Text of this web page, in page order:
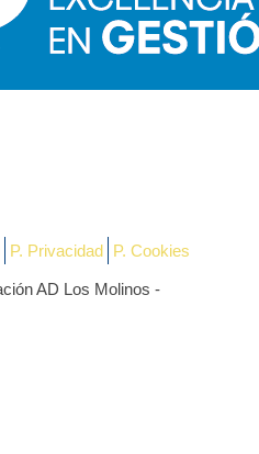
P. Privacidad P. Cookies
AD Los Molinos -